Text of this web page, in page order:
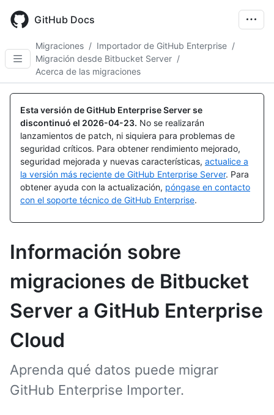
main
GitHub Docs
Migraciones / Importador de GitHub Enterprise /
Migración desde Bitbucket Server /
Acerca de las migraciones
Esta versión de GitHub Enterprise Server se
discontinuó el 2026-04-23. No se realizarán
lanzamientos de patch, ni siquiera para problemas de
seguridad críticos. Para obtener rendimiento mejorado,
seguridad mejorada y nuevas características, actualice a
la versión más reciente de GitHub Enterprise Server. Para
obtener ayuda con la actualización, póngase en contacto
con el soporte técnico de GitHub Enterprise.
Información sobre
migraciones de Bitbucket
Server a GitHub Enterprise
Cloud
Aprenda qué datos puede migrar
GitHub Enterprise Importer.